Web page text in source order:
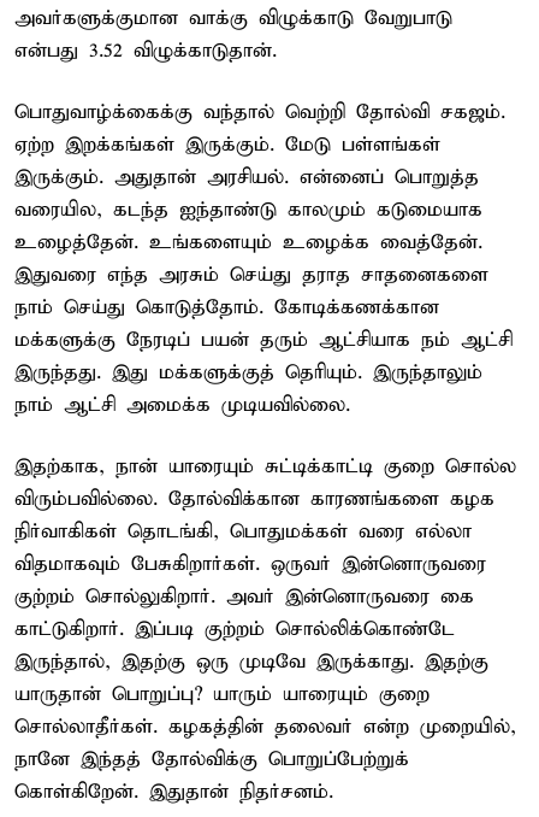
அவர்களுக்குமான வாக்கு விழுக்காடு வேறுபாடு
என்பது 3.52 விழுக்காடுதான்.
பொதுவாழ்க்கைக்கு வந்தால் வெற்றி தோல்வி சகஜம்.
ஏற்ற இறக்கங்கள் இருக்கும். மேடு பள்ளங்கள்
இருக்கும். அதுதான் அரசியல். என்னைப் பொறுத்த
வரையில, கடந்த ஐந்தாண்டு காலமும் கடுமையாக
உழைத்தேன். உங்களையும் உழைக்க வைத்தேன்.
இதுவரை எந்த அரசும் செய்து தராத சாதனைகளை
நாம் செய்து கொடுத்தோம். கோடிக்கணக்கான
மக்களுக்கு நேரடிப் பயன் தரும் ஆட்சியாக நம் ஆட்சி
இருந்தது. இது மக்களுக்குத் தெரியும். இருந்தாலும்
நாம் ஆட்சி அமைக்க முடியவில்லை.
இதற்காக, நான் யாரையும் சுட்டிக்காட்டி குறை சொல்ல
விரும்பவில்லை. தோல்விக்கான காரணங்களை கழக
நிர்வாகிகள் தொடங்கி, பொதுமக்கள் வரை எல்லா
விதமாகவும் பேசுகிறார்கள். ஒருவர் இன்னொருவரை
குற்றம் சொல்லுகிறார். அவர் இன்னொருவரை கை
காட்டுகிறார். இப்படி குற்றம் சொல்லிக்கொண்டே
இருந்தால், இதற்கு ஒரு முடிவே இருக்காது. இதற்கு
யாருதான் பொறுப்பு? யாரும் யாரையும் குறை
சொல்லாதீர்கள். கழகத்தின் தலைவர் என்ற முறையில்,
நானே இந்தத் தோல்விக்கு பொறுப்பேற்றுக்
கொள்கிறேன். இதுதான் நிதர்சனம்.